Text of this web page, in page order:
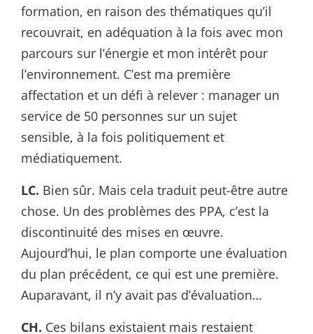
formation, en raison des thématiques qu’il
recouvrait, en adéquation à la fois avec mon
parcours sur l’énergie et mon intérêt pour
l’environnement. C’est ma première
affectation et un défi à relever : manager un
service de 50 personnes sur un sujet
sensible, à la fois politiquement et
médiatiquement.
LC. Bien sûr. Mais cela traduit peut-être autre
chose. Un des problèmes des PPA, c’est la
discontinuité des mises en œuvre.
Aujourd’hui, le plan comporte une évaluation
du plan précédent, ce qui est une première.
Auparavant, il n’y avait pas d’évaluation…
CH. Ces bilans existaient mais restaient